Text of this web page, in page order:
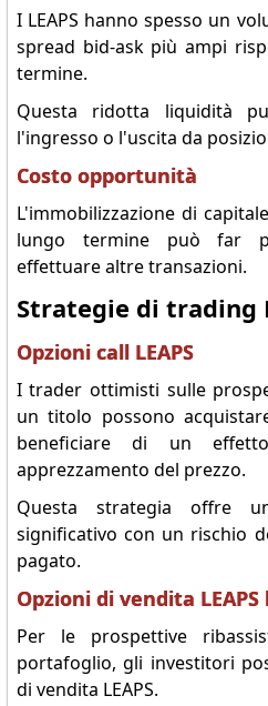
I LEAPS hanno spesso un
spread bid-ask più ampi
termine.
Questa ridotta liquidità
l'ingresso o l'uscita da
Costo opportunità
L'immobilizzazione di
lungo termine può far
effettuare altre transazioni.
Strategie di trading
Opzioni call LEAPS
I trader ottimisti sulle
un titolo possono
beneficiare di un
apprezzamento del prezzo.
Questa strategia offre
significativo con un rischio
pagato.
Opzioni di vendita
Per le prospettive
portafoglio, gli investitori
di vendita LEAPS.